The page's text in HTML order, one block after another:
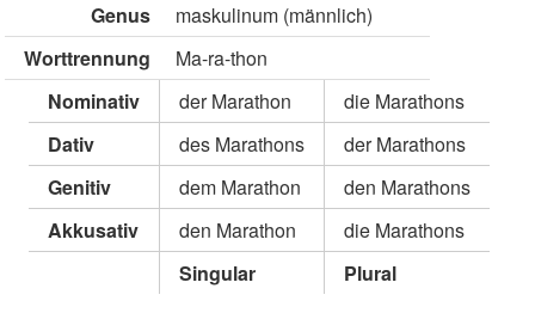
Genus
maskulinum (männlich)
Worttrennung
Ma-ra-thon
Nominativ
der Marathon
die Marathons
Dativ
des Marathons
der Marathons
Genitiv
dem Marathon
den Marathons
Akkusativ
den Marathon
die Marathons
Singular
Plural